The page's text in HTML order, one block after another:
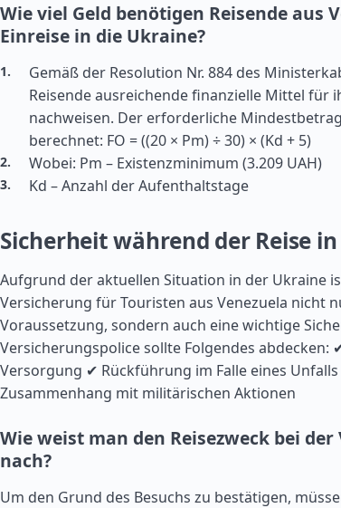
Wie viel Geld benötigen Reisende aus
Einreise in die Ukraine?
Gemäß der Resolution Nr. 884 des
Reisende ausreichende finanzielle Mittel für
nachweisen. Der erforderliche
berechnet: FO = ((20 × Pm) ÷ 30) × (Kd + 5)
Wobei: Pm – Existenzminimum (3.209 UAH)
Kd – Anzahl der Aufenthaltstage
Sicherheit während der Reise
Aufgrund der aktuellen Situation in der Ukraine
Versicherung für Touristen aus Venezuela nicht
Voraussetzung, sondern auch eine wichtige
Versicherungspolice sollte Folgendes abdecken:
Versorgung ✔ Rückführung im Falle eines
Zusammenhang mit militärischen Aktionen
Wie weist man den Reisezweck bei
nach?
Um den Grund des Besuchs zu bestätigen,